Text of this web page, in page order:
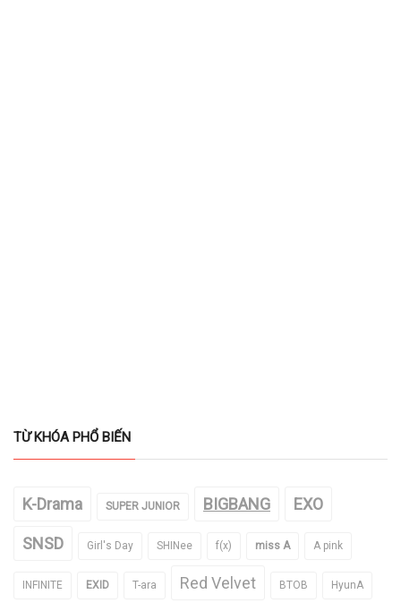
TỪ KHÓA PHỔ BIẾN
K-Drama SUPER JUNIOR BIGBANG EXO
SNSD Girl's Day SHINee f(x) miss A A pink
INFINITE EXID T-ara Red Velvet BTOB HyunA